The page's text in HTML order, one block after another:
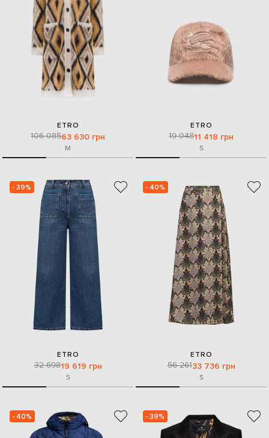
ETRO
106 08563 630 грн
M
ETRO
19 04811 418 грн
S
- 39%
ETRO
32 69819 619 грн
S
- 40%
ETRO
56 26133 736 грн
S
- 40% - 39%